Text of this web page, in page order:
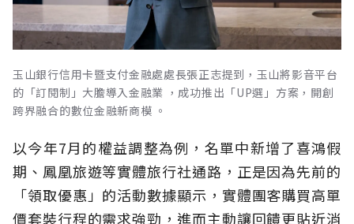
玉山銀行信用卡暨支付金融處處長張正志提到，玉山將影音平台
的「訂閱制」大膽導入金融業 ，成功推出「UP選」方案，開創
跨界融合的數位金融新商模 。
以今年7月的權益調整為例，名單中新增了喜鴻假
期、鳳凰旅遊等實體旅行社通路，正是因為先前的
「領取優惠」的活動數據顯示，實體團客購買高單
價套裝行程的需求強勁，進而主動讓回饋更貼近消